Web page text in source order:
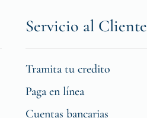
Servicio al Cliente
Tramita tu credito
Paga en línea
Cuentas bancarias